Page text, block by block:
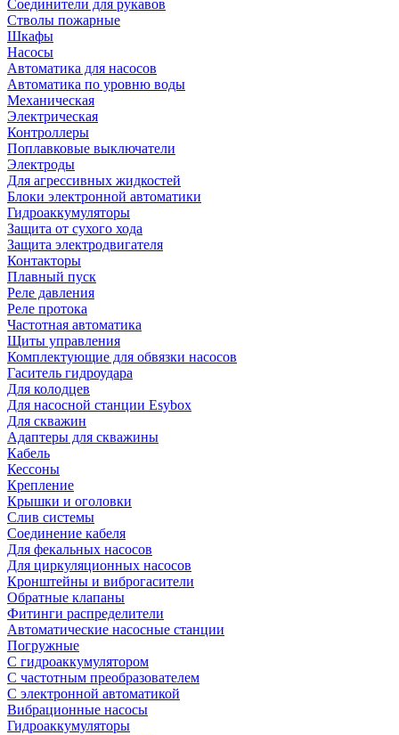
Соединители для рукавов
Стволы пожарные
Шкафы
Насосы
Автоматика для насосов
Автоматика по уровню воды
Механическая
Электрическая
Контроллеры
Поплавковые выключатели
Электроды
Для агрессивных жидкостей
Блоки электронной автоматики
Гидроаккумуляторы
Защита от сухого хода
Защита электродвигателя
Контакторы
Плавный пуск
Реле давления
Реле протока
Частотная автоматика
Щиты управления
Комплектующие для обвязки насосов
Гаситель гидроудара
Для колодцев
Для насосной станции Esybox
Для скважин
Адаптеры для скважины
Кабель
Кессоны
Крепление
Крышки и оголовки
Слив системы
Соединение кабеля
Для фекальных насосов
Для циркуляционных насосов
Кронштейны и виброгасители
Обратные клапаны
Фитинги распределители
Автоматические насосные станции
Погружные
С гидроаккумулятором
С частотным преобразователем
С электронной автоматикой
Вибрационные насосы
Гидроаккумуляторы